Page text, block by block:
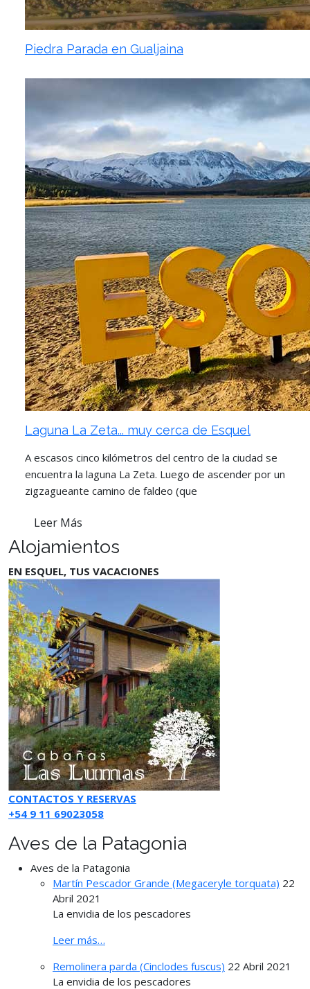
Piedra Parada en Gualjaina
Laguna La Zeta... muy cerca de Esquel
A escasos cinco kilómetros del centro de la ciudad se
encuentra la laguna La Zeta. Luego de ascender por un
zigzagueante camino de faldeo (que
Leer Más
Alojamientos
EN ESQUEL, TUS VACACIONES
CONTACTOS Y RESERVAS
+54 9 11 69023058
Aves de la Patagonia
Aves de la Patagonia
Martín Pescador Grande (Megaceryle torquata) 22
Abril 2021
La envidia de los pescadores
Leer más…
Remolinera parda (Cinclodes fuscus) 22 Abril 2021
La envidia de los pescadores